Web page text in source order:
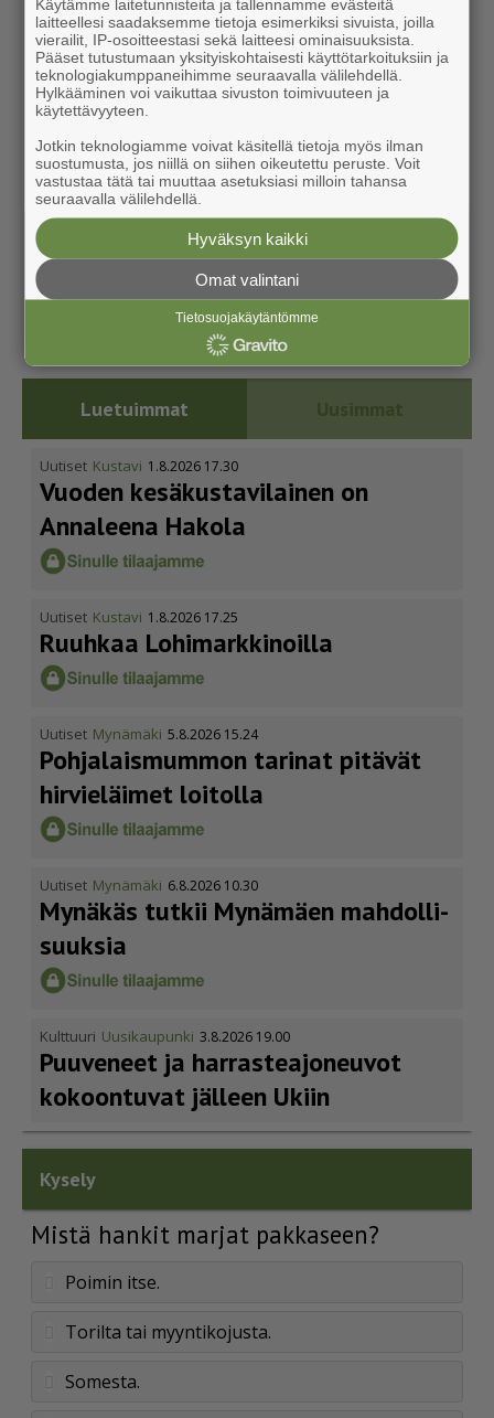
Luetuimmat Uusimmat
Uutiset Kustavi 1.8.2026 17.30
Vuoden kesäkus­ta­vi­lainen on
Annaleena Hakola
Uutiset Kustavi 1.8.2026 17.25
Ruuhkaa Lohimark­ki­noilla
Uutiset Mynämäki 5.8.2026 15.24
Pohja­lais­mummon tarinat pitävät
hirvieläimet loitolla
Uutiset Mynämäki 6.8.2026 10.30
Mynäkäs tutkii Mynämäen mahdol­li­
suuksia
Kulttuuri Uusikaupunki 3.8.2026 19.00
Puuveneet ja harras­te­a­jo­neuvot
kokoontuvat jälleen Ukiin
Kysely
Mistä hankit marjat pakkaseen?
Poimin itse.
Torilta tai myyntikojusta.
Somesta.
Käytämme laitetunnisteita ja tallennamme evästeitä
laitteellesi saadaksemme tietoja esimerkiksi sivuista, joilla
vierailit, IP-osoitteestasi sekä laitteesi ominaisuuksista.
Pääset tutustumaan yksityiskohtaisesti käyttötarkoituksiin ja
teknologiakumppaneihimme seuraavalla välilehdellä.
Hylkääminen voi vaikuttaa sivuston toimivuuteen ja
käytettävyyteen.
Jotkin teknologiamme voivat käsitellä tietoja myös ilman
suostumusta, jos niillä on siihen oikeutettu peruste. Voit
vastustaa tätä tai muuttaa asetuksiasi milloin tahansa
seuraavalla välilehdellä.
Hyväksyn kaikki
Omat valintani
Tietosuojakäytäntömme